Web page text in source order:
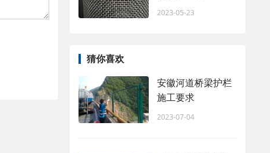
2023-05-23
猜你喜欢
安徽河道桥梁护栏
施工要求
2023-07-04